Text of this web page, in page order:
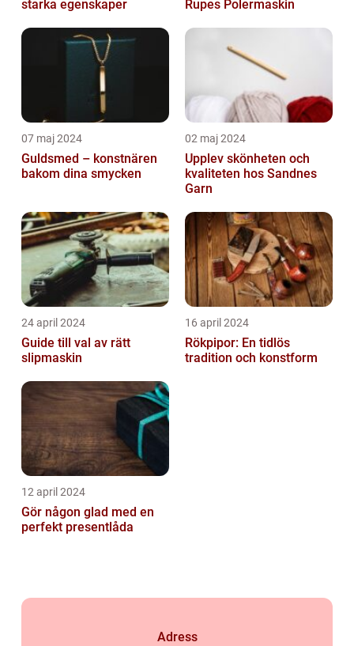
starka egenskaper
Rupes Polermaskin
07 maj 2024
Guldsmed – konstnären
bakom dina smycken
02 maj 2024
Upplev skönheten och
kvaliteten hos Sandnes
Garn
24 april 2024
Guide till val av rätt
slipmaskin
16 april 2024
Rökpipor: En tidlös
tradition och konstform
12 april 2024
Gör någon glad med en
perfekt presentlåda
Adress